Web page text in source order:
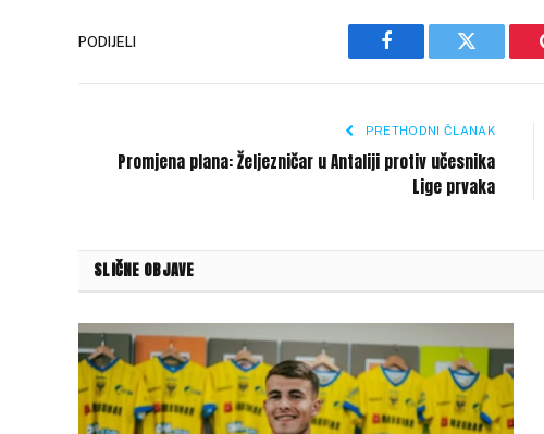
PODIJELI
Facebook Twitter
PRETHODNI ČLANAK
Promjena plana: Željezničar u Antaliji protiv učesnika
Lige prvaka
SLIČNE OBJAVE